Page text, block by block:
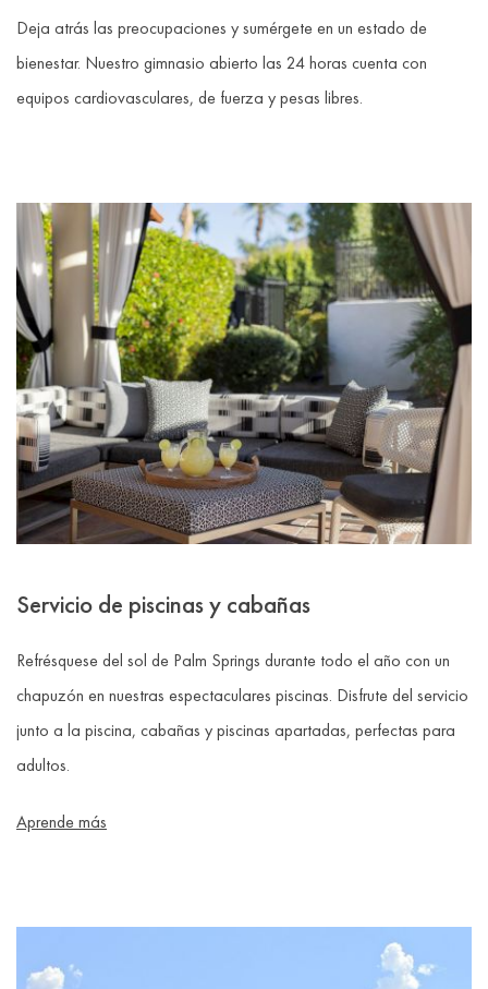
Deja atrás las preocupaciones y sumérgete en un estado de
bienestar. Nuestro gimnasio abierto las 24 horas cuenta con
equipos cardiovasculares, de fuerza y pesas libres.
Servicio de piscinas y cabañas
Refrésquese del sol de Palm Springs durante todo el año con un
chapuzón en nuestras espectaculares piscinas. Disfrute del servicio
junto a la piscina, cabañas y piscinas apartadas, perfectas para
adultos.
Aprende más